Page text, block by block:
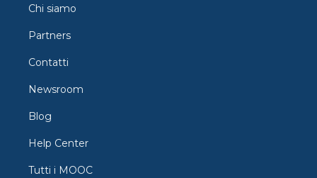
Chi siamo
Partners
Contatti
Newsroom
Blog
Help Center
Tutti i MOOC